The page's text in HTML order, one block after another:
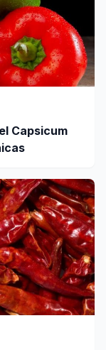
Capsicum